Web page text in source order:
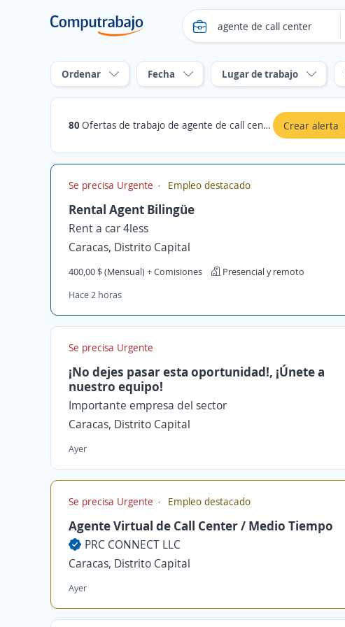
Ordenar Fecha Lugar de trabajo
80 Ofertas de trabajo de agente de call center en Distrito Capital Crear alerta
Se precisa Urgente Empleo destacado
Rental Agent Bilingüe
Rent a car 4less
Caracas, Distrito Capital
400,00 $ (Mensual) + Comisiones
Presencial y remoto
Hace 2 horas
Se precisa Urgente
¡No dejes pasar esta oportunidad!, ¡Únete a
nuestro equipo!
Importante empresa del sector
Caracas, Distrito Capital
Ayer
Se precisa Urgente Empleo destacado
Agente Virtual de Call Center / Medio Tiempo
PRC CONNECT LLC
Caracas, Distrito Capital
Ayer